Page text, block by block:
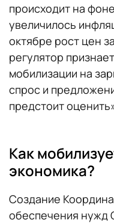
происходит на
увеличилось
октябре рост цен
регулятор
мобилизации на
спрос и
предстоит
Как
экономика?
Создание
обеспечения нужд